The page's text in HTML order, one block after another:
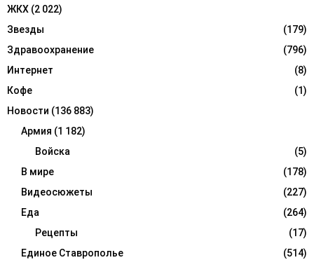
ЖКХ (2 022)
Звезды
(179)
Здравоохранение
(796)
Интернет
(8)
Кофе
(1)
Новости (136 883)
Армия (1 182)
Войска
(5)
В мире
(178)
Видеосюжеты
(227)
Еда
(264)
Рецепты
(17)
Единое Ставрополье
(514)